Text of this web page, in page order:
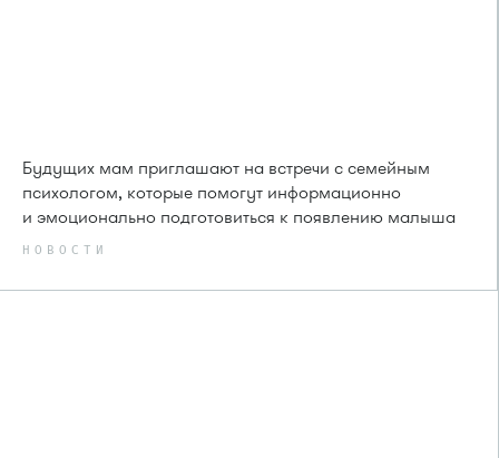
Будущих мам приглашают на встречи с семейным
психологом, которые помогут информационно
и эмоционально подготовиться к появлению малыша
НОВОСТИ